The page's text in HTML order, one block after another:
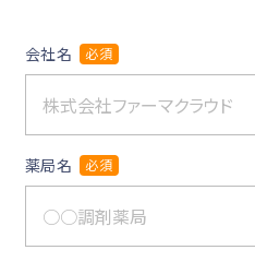
会社名 必須
薬局名 必須